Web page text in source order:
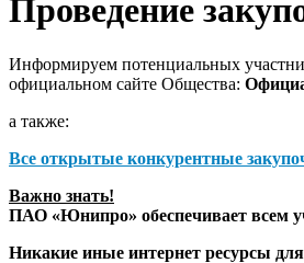
Проведение
Информируем потенциальных
официальном сайте Общества:
а также:
Все открытые конкурентные
Важно знать!
ПАО «Юнипро» обеспечивает всем
Никакие иные интернет ресурсы